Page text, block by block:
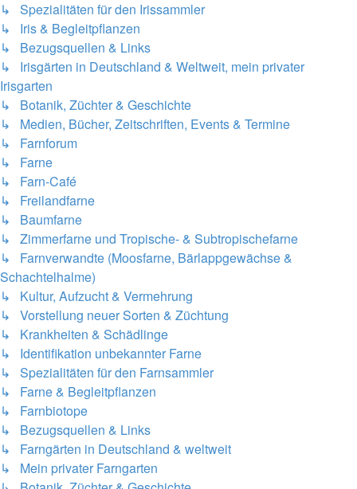
↳ Spezialitäten für den Irissammler
↳ Iris & Begleitpflanzen
↳ Bezugsquellen & Links
↳ Irisgärten in Deutschland & Weltweit, mein privater
Irisgarten
↳ Botanik, Züchter & Geschichte
↳ Medien, Bücher, Zeitschriften, Events & Termine
↳ Farnforum
↳ Farne
↳ Farn-Café
↳ Freilandfarne
↳ Baumfarne
↳ Zimmerfarne und Tropische- & Subtropischefarne
↳ Farnverwandte (Moosfarne, Bärlappgewächse &
Schachtelhalme)
↳ Kultur, Aufzucht & Vermehrung
↳ Vorstellung neuer Sorten & Züchtung
↳ Krankheiten & Schädlinge
↳ Identifikation unbekannter Farne
↳ Spezialitäten für den Farnsammler
↳ Farne & Begleitpflanzen
↳ Farnbiotope
↳ Bezugsquellen & Links
↳ Farngärten in Deutschland & weltweit
↳ Mein privater Farngarten